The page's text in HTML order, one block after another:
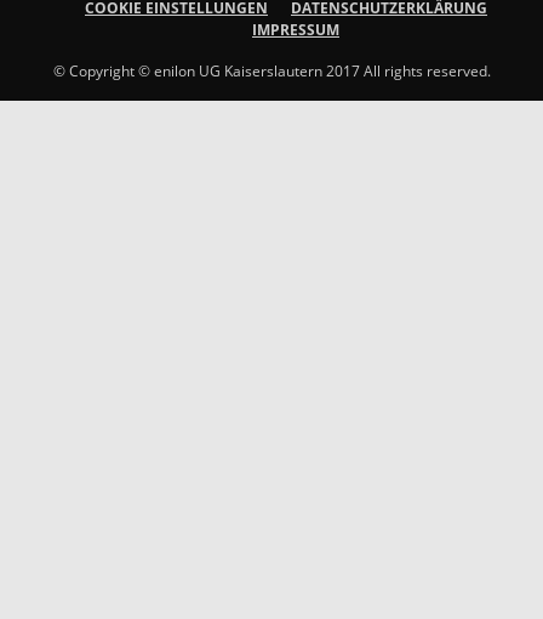
COOKIE EINSTELLUNGEN
DATENSCHUTZERKLÄRUNG
IMPRESSUM
© Copyright © enilon UG Kaiserslautern 2017 All rights reserved.